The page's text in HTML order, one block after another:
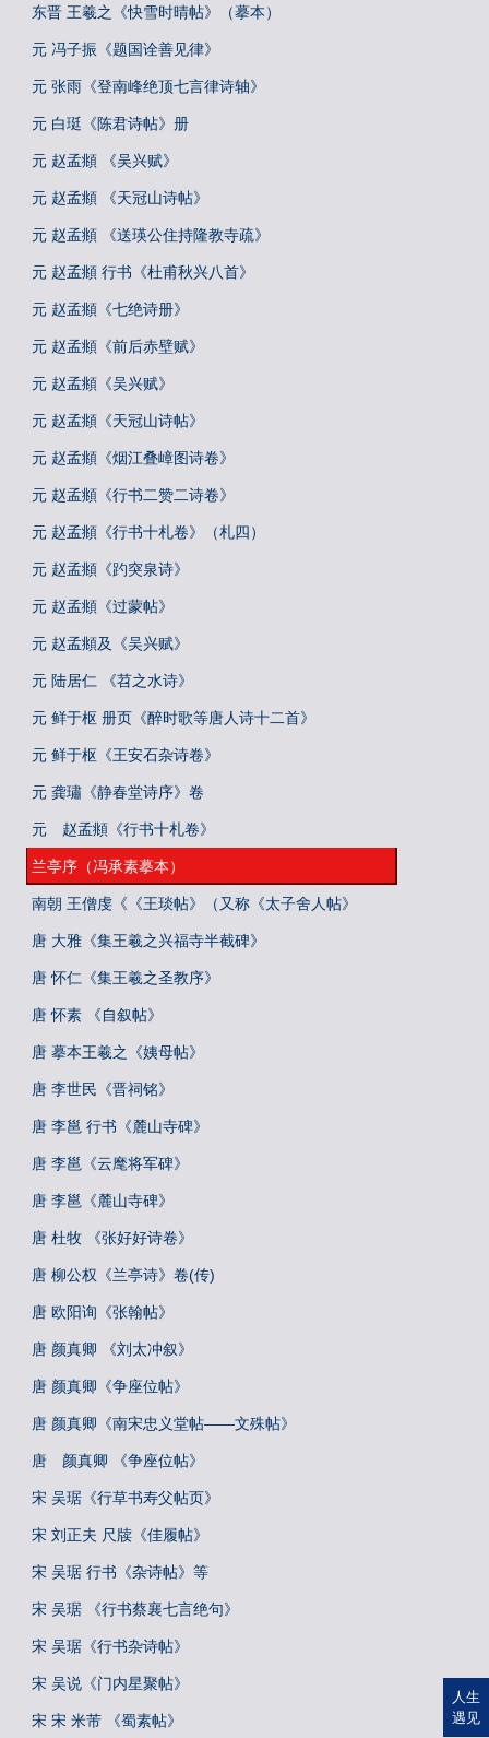
东晋 王羲之《快雪时晴帖》（摹本）
元 冯子振《题国诠善见律》
元 张雨《登南峰绝顶七言律诗轴》
元 白珽《陈君诗帖》册
元 赵孟頫 《吴兴赋》
元 赵孟頫 《天冠山诗帖》
元 赵孟頫 《送瑛公住持隆教寺疏》
元 赵孟頫 行书《杜甫秋兴八首》
元 赵孟頫《七绝诗册》
元 赵孟頫《前后赤壁赋》
元 赵孟頫《吴兴赋》
元 赵孟頫《天冠山诗帖》
元 赵孟頫《烟江叠嶂图诗卷》
元 赵孟頫《行书二赞二诗卷》
元 赵孟頫《行书十札卷》（札四）
元 赵孟頫《趵突泉诗》
元 赵孟頫《过蒙帖》
元 赵孟頫及《吴兴赋》
元 陆居仁 《苕之水诗》
元 鲜于枢 册页《醉时歌等唐人诗十二首》
元 鲜于枢《王安石杂诗卷》
元 龚璛《静春堂诗序》卷
元 赵孟頫《行书十札卷》
兰亭序（冯承素摹本）
南朝 王僧虔《《王琰帖》（又称《太子舍人帖》
唐 大雅《集王羲之兴福寺半截碑》
唐 怀仁《集王羲之圣教序》
唐 怀素 《自叙帖》
唐 摹本王羲之《姨母帖》
唐 李世民《晋祠铭》
唐 李邕 行书《麓山寺碑》
唐 李邕《云麾将军碑》
唐 李邕《麓山寺碑》
唐 杜牧 《张好好诗卷》
唐 柳公权《兰亭诗》卷(传)
唐 欧阳询《张翰帖》
唐 颜真卿 《刘太冲叙》
唐 颜真卿《争座位帖》
唐 颜真卿《南宋忠义堂帖——文殊帖》
唐 颜真卿 《争座位帖》
宋 吴琚《行草书寿父帖页》
宋 刘正夫 尺牍《佳履帖》
宋 吴琚 行书《杂诗帖》等
宋 吴琚 《行书蔡襄七言绝句》
宋 吴琚《行书杂诗帖》
宋 吴说《门内星聚帖》
宋 宋 米芾 《蜀素帖》
人生
遇见